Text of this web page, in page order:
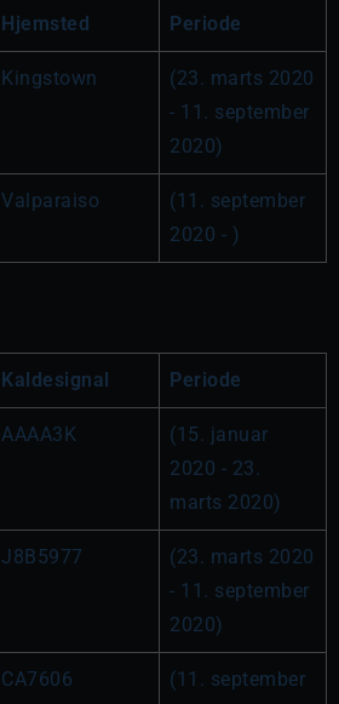
Hjemsted Periode
Kingstown
(23. marts 2020
- 11. september
2020)
Valparaiso
(11. september
2020 - )
Kaldesignal Periode
AAAA3K
(15. januar
2020 - 23.
marts 2020)
J8B5977
(23. marts 2020
- 11. september
2020)
CA7606
(11. september